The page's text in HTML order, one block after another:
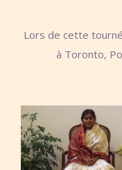
Lors de cette
à Toronto,